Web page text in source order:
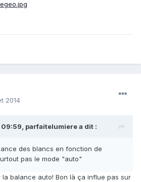
2014
parfaitelumiere a dit :
des blancs en fonction de
pas le mode "auto"
la balance auto! Bon là ça influe pas sur